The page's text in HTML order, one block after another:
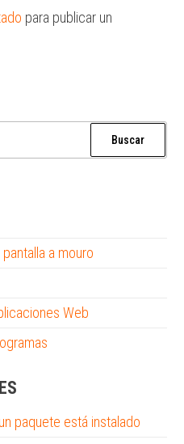
para publicar un
a mouro
Web
paquete está instalado